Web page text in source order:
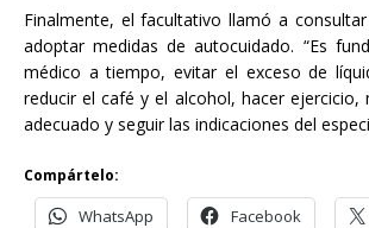
Finalmente, el facultativo llamó a
adoptar medidas de autocuidado. “Es
médico a tiempo, evitar el exceso de
reducir el café y el alcohol, hacer ejercicio,
adecuado y seguir las indicaciones del
Compártelo:
WhatsApp Facebook